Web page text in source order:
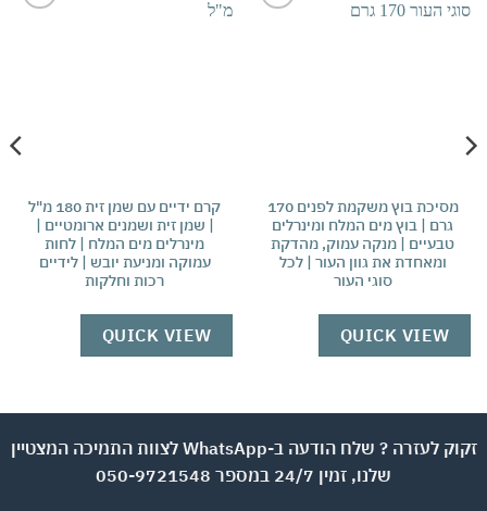
מסיכת בוץ משקמת לפנים 170
גרם | בוץ מים המלח ומינרלים
טבעיים | מנקה עמוק, מהדקת
ומאחדת את גוון העור | לכל
סוגי העור
QUICK VIEW
קרם ידיים עם שמן זית 180 מ"ל
| שמן זית ושמנים ארומטיים |
מינרלים מים המלח | לחות
עמוקה ומניעת יובש | לידיים
רכות וחלקות
QUICK VIEW
זקוק לעזרה ? שלח הודעה ב-WhatsApp לצוות התמיכה המצטיין
שלנו, זמין 24/7 במספר 050-9721548